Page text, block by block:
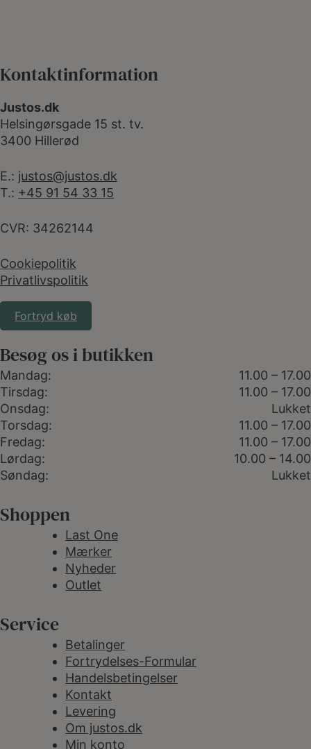
Kontaktinformation
Justos.dk
Helsingørsgade 15 st. tv.
3400 Hillerød
E.: justos@justos.dk
T.: +45 91 54 33 15
CVR: 34262144
Cookiepolitik
Privatlivspolitik
Fortryd køb
Besøg os i butikken
Mandag:
11.00 – 17.00
Tirsdag:
11.00 – 17.00
Onsdag:
Lukket
Torsdag:
11.00 – 17.00
Fredag:
11.00 – 17.00
Lørdag:
10.00 – 14.00
Søndag:
Lukket
Shoppen
Last One
Mærker
Nyheder
Outlet
Service
Betalinger
Fortrydelses-Formular
Handelsbetingelser
Kontakt
Levering
Om justos.dk
Min konto